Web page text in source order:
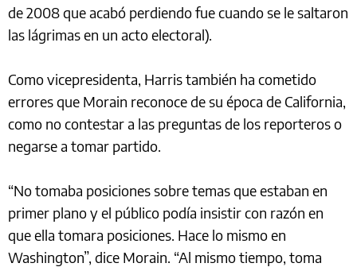
de 2008 que acabó perdiendo fue cuando se le saltaron
las lágrimas en un acto electoral).
Como vicepresidenta, Harris también ha cometido
errores que Morain reconoce de su época de California,
como no contestar a las preguntas de los reporteros o
negarse a tomar partido.
“No tomaba posiciones sobre temas que estaban en
primer plano y el público podía insistir con razón en
que ella tomara posiciones. Hace lo mismo en
Washington”, dice Morain. “Al mismo tiempo, toma